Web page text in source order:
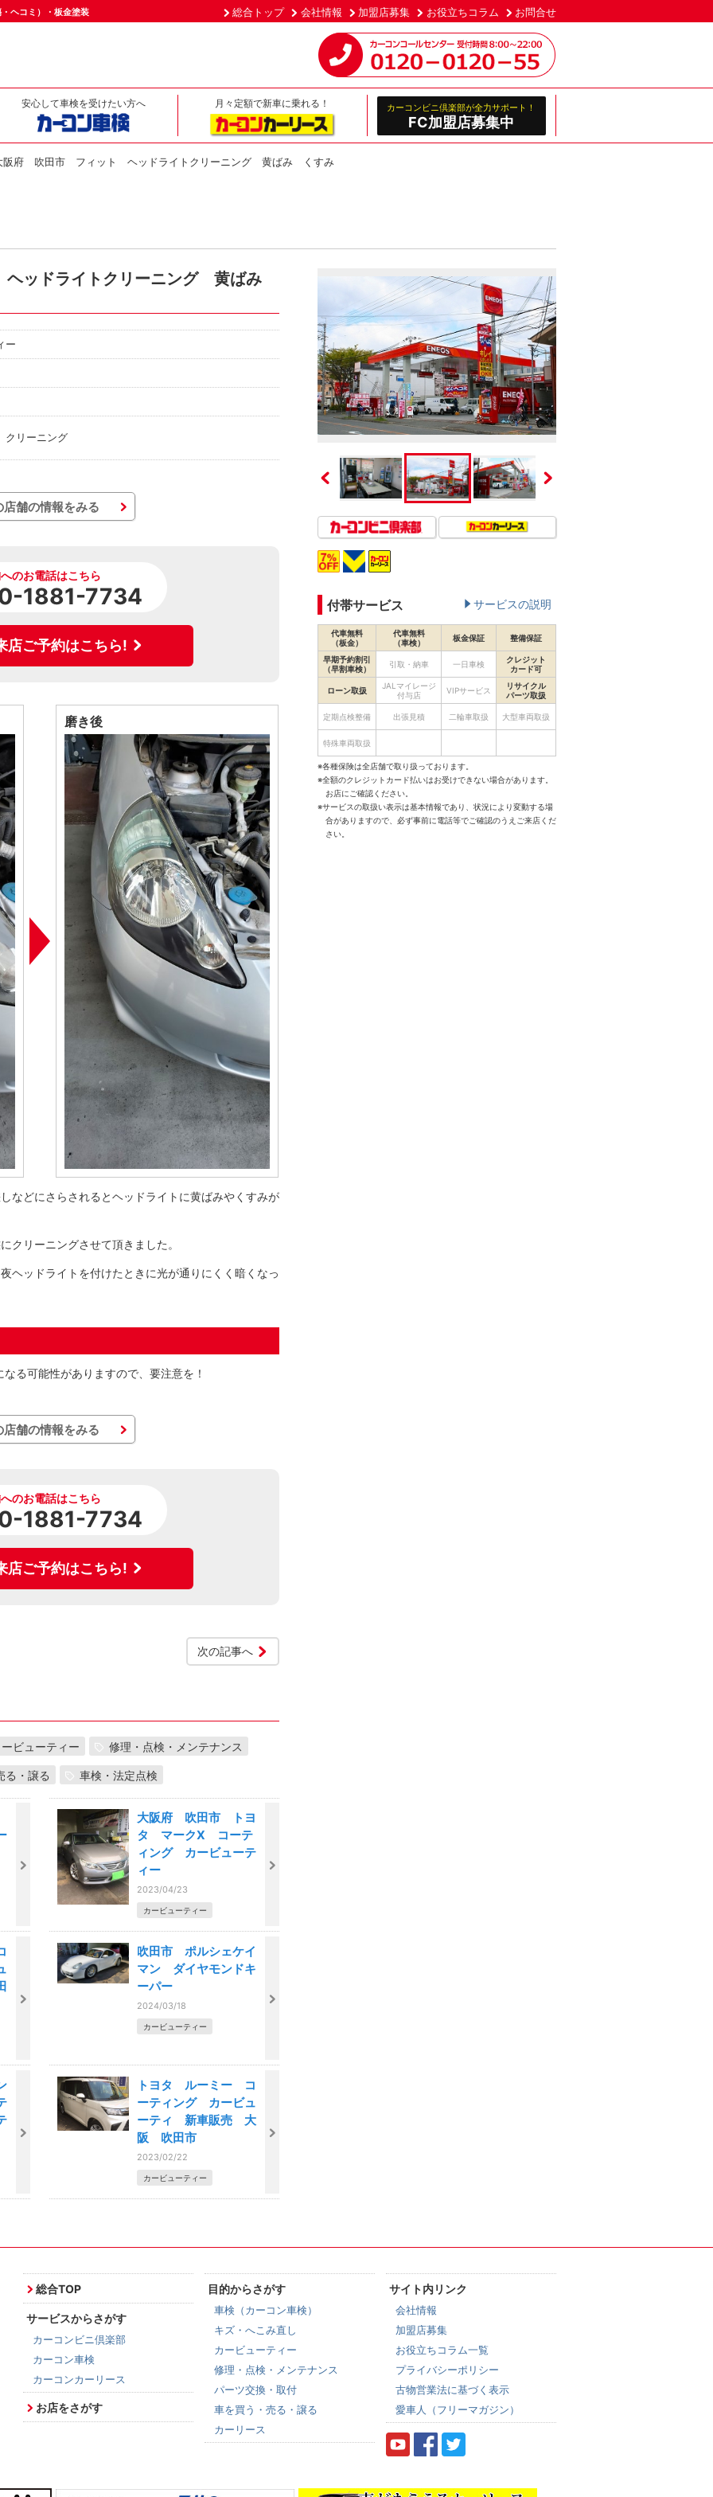
ヘコミ）・板金塗装 総合トップ 会社情報 加盟店募集 お役立ちコラム お問合せ
安心して車検を受けたい方へ 月々定額で新車に乗れる！ カーコンビニ倶楽部が全力サポート！
FC加盟店募集中
阪府 吹田市 フィット ヘッドライトクリーニング 黄ばみ くすみ
ッドライトクリーニング 黄ばみ
ー
リーニング
店舗の情報をみる
のお電話はこちら
1881-7734
店ご予約はこちら!
磨き後
などにさらされるとヘッドライトに黄ばみやくすみが
クリーニングさせて頂きました。
ヘッドライトを付けたときに光が通りにくく暗くなっ
る可能性がありますので、要注意を！
店舗の情報をみる
のお電話はこちら
1881-7734
店ご予約はこちら!
次の記事へ
ビューティー 修理・点検・メンテナンス
る・譲る 車検・法定点検
大阪府 吹田市 トヨ
タ マークX コーテ
ィング カービューテ
ィー
2023/04/23
カービューティー
吹田市 ポルシェケイ
マン ダイヤモンドキ
ーパー
2024/03/18
カービューティー
トヨタ ルーミー コ
ーティング カービュ
ーティ 新車販売 大
阪 吹田市
2023/02/22
カービューティー
付帯サービス サービスの説明
代車無料
（板金）
代車無料
（車検）
板金保証 整備保証
早期予約割引
（早割車検）
引取・納車 一日車検
クレジット
カード可
ローン取扱
JALマイレージ
付与店
VIPサービス
リサイクル
パーツ取扱
定期点検整備 出張見積 二輪車取扱 大型車両取扱
特殊車両取扱
※各種保険は全店舗で取り扱っております。
※全額のクレジットカード払いはお受けできない場合があります。
お店にご確認ください。
※サービスの取扱い表示は基本情報であり、状況により変動する場
合がありますので、必ず事前に電話等でご確認のうえご来店くだ
さい。
総合TOP
サービスからさがす
カーコンビニ倶楽部
カーコン車検
カーコンカーリース
お店をさがす
目的からさがす
車検（カーコン車検）
キズ・へこみ直し
カービューティー
修理・点検・メンテナンス
パーツ交換・取付
車を買う・売る・譲る
カーリース
サイト内リンク
会社情報
加盟店募集
お役立ちコラム一覧
プライバシーポリシー
古物営業法に基づく表示
愛車人（フリーマガジン）